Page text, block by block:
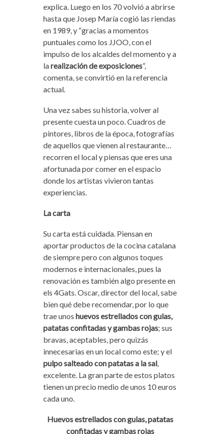
explica. Luego en los 70 volvió a abrirse
hasta que Josep María cogió las riendas
en 1989, y “gracias a momentos
puntuales como los JJOO, con el
impulso de los alcaldes del momento y a
larealización de exposiciones”,
comenta, se convirtió en la referencia
actual.
Una vez sabes su historia, volver al
presente cuesta un poco. Cuadros de
pintores, libros de la época, fotografías
de aquellos que vienen al restaurante…
recorren el local y piensas que eres una
afortunada por comer en el espacio
donde los artistas vivieron tantas
experiencias.
La carta
Su carta está cuidada. Piensan en
aportar productos de la cocina catalana
de siempre pero con algunos toques
modernos e internacionales, pues la
renovación es también algo presente en
els 4Gats. Oscar, director del local, sabe
bien qué debe recomendar, por lo que
trae unos huevos estrellados con gulas,
patatas confitadas y gambas rojas; sus
bravas, aceptables, pero quizás
innecesarias en un local como este; y el
pulpo salteado con patatas a la sal,
excelente. La gran parte de estos platos
tienen un precio medio de unos 10 euros
cada uno.
Huevos estrellados con gulas, patatas
confitadas y gambas rojas